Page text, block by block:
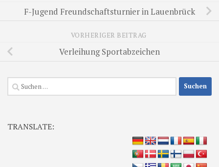
F-Jugend Freundschaftsturnier in Lauenbrück
VORHERIGER BEITRAG
Verleihung Sportabzeichen
Suchen
nach:
TRANSLATE: